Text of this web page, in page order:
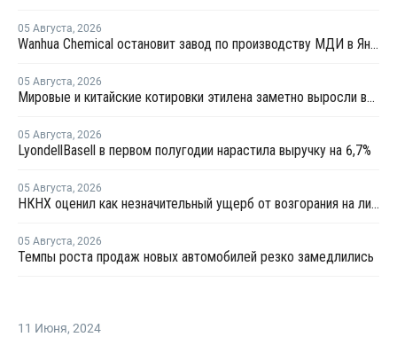
05 Августа, 2026
Wanhua Chemical остановит завод по производству МДИ в Яньтае для планового ремонта
05 Августа, 2026
Мировые и китайские котировки этилена заметно выросли во второй половине июля
05 Августа, 2026
LyondellBasell в первом полугодии нарастила выручку на 6,7%
05 Августа, 2026
НКНХ оценил как незначительный ущерб от возгорания на линии полистирола
05 Августа, 2026
Темпы роста продаж новых автомобилей резко замедлились
11 Июня, 2024